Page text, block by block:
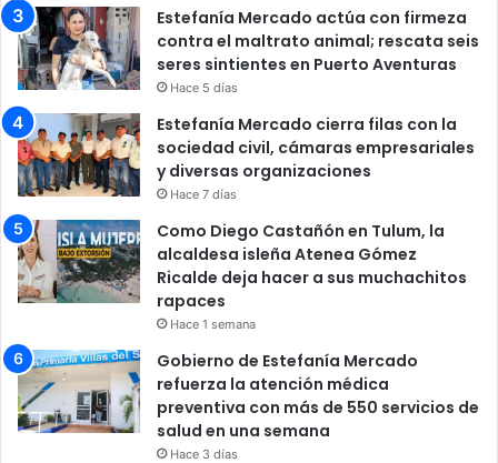
Estefanía Mercado actúa con firmeza
contra el maltrato animal; rescata seis
seres sintientes en Puerto Aventuras
Hace 5 días
Estefanía Mercado cierra filas con la
sociedad civil, cámaras empresariales
y diversas organizaciones
Hace 7 días
Como Diego Castañón en Tulum, la
alcaldesa isleña Atenea Gómez
Ricalde deja hacer a sus muchachitos
rapaces
Hace 1 semana
Gobierno de Estefanía Mercado
refuerza la atención médica
preventiva con más de 550 servicios de
salud en una semana
Hace 3 días